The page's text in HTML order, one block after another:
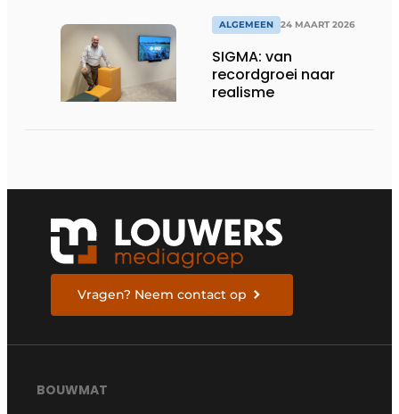
ALGEMEEN 24 MAART 2026
SIGMA: van
recordgroei naar
realisme
Vragen? Neem contact op
BOUWMAT